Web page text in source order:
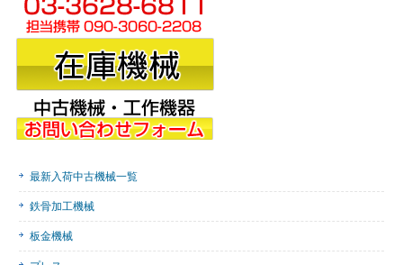
最新入荷中古機械一覧
鉄骨加工機械
板金機械